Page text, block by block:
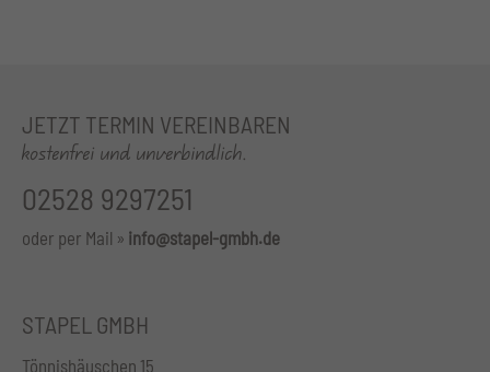
JETZT TERMIN VEREINBAREN
kostenfrei und unverbindlich.
02528 9297251
oder per Mail » info@stapel-gmbh.de
STAPEL GMBH
Tönnishäuschen 15